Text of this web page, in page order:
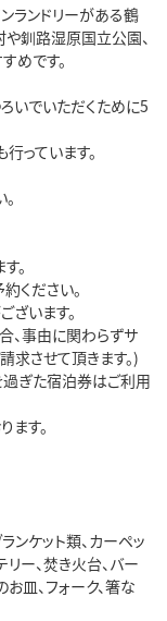
ランドリーがある鶴
や釧路湿原国立公園、
めです。
いでいただくために5
っています。
。
ください。
ざいます。
、事由に関わらずサ
求させて頂きます。)
過ぎた宿泊券はご利用
ます。
ランケット類、カーペッ
リー、焚き火台、バー
皿、フォーク、箸な